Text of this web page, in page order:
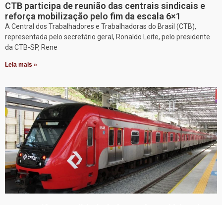
CTB participa de reunião das centrais sindicais e
reforça mobilização pelo fim da escala 6×1
A Central dos Trabalhadores e Trabalhadoras do Brasil (CTB),
representada pelo secretário geral, Ronaldo Leite, pelo presidente
da CTB-SP, Rene
Leia mais »